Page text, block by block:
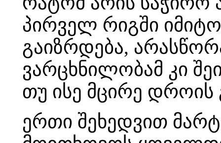
პირველ რიგში
გაიზრდება,
ვარცხნილობამ კი
თუ ისე მცირე დროის
ერთი შეხედვით